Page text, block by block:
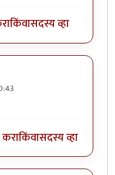
किंवासदस्य व्हा
किंवासदस्य व्हा